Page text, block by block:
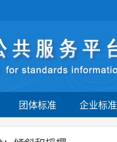
团体标准 企业标准